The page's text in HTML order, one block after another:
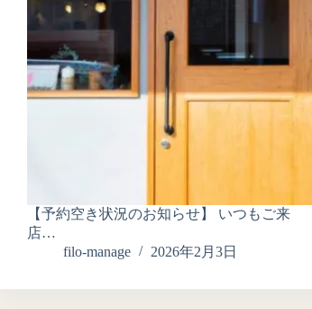
【予約空き状況のお知らせ】 いつもご来
店…
filo-manage
2026年2月3日